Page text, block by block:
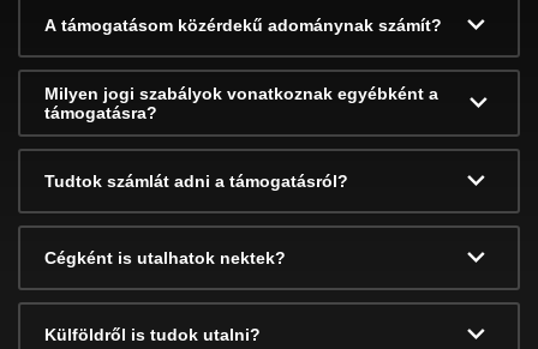
A támogatásom közérdekű adománynak számít?
Milyen jogi szabályok vonatkoznak egyébként a
támogatásra?
Tudtok számlát adni a támogatásról?
Cégként is utalhatok nektek?
Külföldről is tudok utalni?